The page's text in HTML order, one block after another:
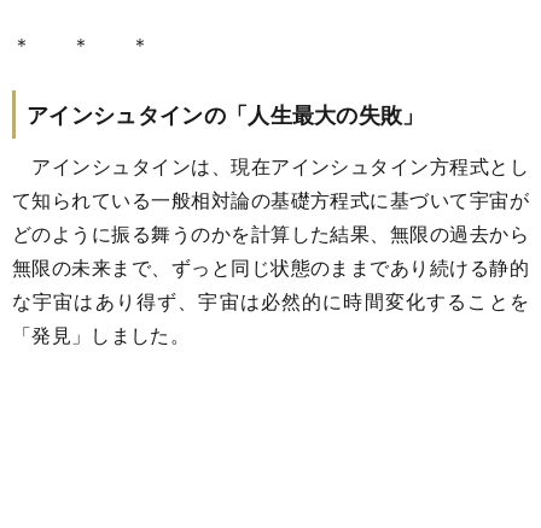
＊ ＊ ＊
アインシュタインの「人生最大の失敗」
アインシュタインは、現在アインシュタイン方程式とし
て知られている一般相対論の基礎方程式に基づいて宇宙が
どのように振る舞うのかを計算した結果、無限の過去から
無限の未来まで、ずっと同じ状態のままであり続ける静的
な宇宙はあり得ず、宇宙は必然的に時間変化することを
「発見」しました。